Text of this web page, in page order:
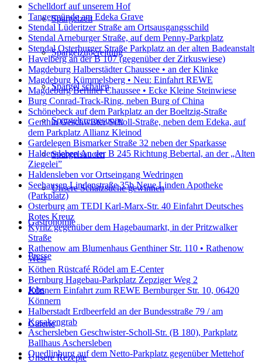
Spargelzeit
Spargelzubereitung
Spargel schälen
Spargelcremesuppe
Spargelsaucen
Unsere Schatzsuche gewinnen
Gastronomie
Presse
Jobs
Galerie
Unsere Rezepte
Schelldorf auf unserem Hof
Tangermünde am Edeka Grave
Stendal Lüderitzer Straße am Ortsausgangsschild
Stendal Arneburger Straße, auf dem Penny-Parkplatz
Stendal Osterburger Straße Parkplatz an der alten Badeanstalt
Havelberg an der B 107 (gegenüber der Zirkuswiese)
Magdeburg Halberstädter Chaussee • an der Klinke
Magdeburg Kümmelsberg • Neu: Einfahrt REWE
Magdeburg Berliner Chaussee • Ecke Kleine Steinwiese
Burg Conrad-Track-Ring, neben Burg of China
Schönebeck auf dem Parkplatz an der Boeltzig-Straße
Genthin Geschwister-Scholl-Straße, neben dem Edeka, auf
dem Parkplatz Allianz Kleinod
Gardelegen Bismarker Straße 32 neben der Sparkasse
Haldensleben An der B 245 Richtung Bebertal, an der „Alten
Ziegelei”
Haldensleben vor Ortseingang Wedringen
Seehausen Lindenstraße 35b Neue Linden Apotheke
(Parkplatz)
Osterburg am TEDI Karl-Marx-Str. 40 Einfahrt Deutsches
Rotes Kreuz
Kyritz gegenüber dem Hagebaumarkt, in der Pritzwalker
Straße
Rathenow am Blumenhaus Genthiner Str. 110 • Rathenow
West
Köthen Rüstcafé Rödel am E-Center
Bernburg Hagebau-Parkplatz Zepziger Weg 2
Könnern Einfahrt zum REWE Bernburger Str. 10, 06420
Könnern
Halberstadt Erdbeerfeld an der Bundesstraße 79 / am
Kosakengrab
Aschersleben Geschwister-Scholl-Str. (B 180), Parkplatz
Ballhaus Aschersleben
Quedlinburg auf dem Netto-Parkplatz gegenüber Mettehof